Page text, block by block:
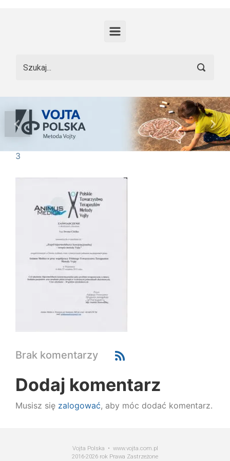
Previous Next
3
Brak komentarzy
Dodaj komentarz
Musisz się zalogować, aby móc dodać komentarz.
Vojta Polska • www.vojta.com.pl
2016-2026 rok Prawa Zastrzeżone